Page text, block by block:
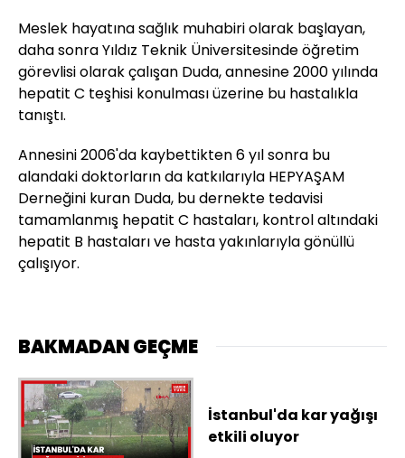
Meslek hayatına sağlık muhabiri olarak başlayan,
daha sonra Yıldız Teknik Üniversitesinde öğretim
görevlisi olarak çalışan Duda, annesine 2000 yılında
hepatit C teşhisi konulması üzerine bu hastalıkla
tanıştı.
Annesini 2006'da kaybettikten 6 yıl sonra bu
alandaki doktorların da katkılarıyla HEPYAŞAM
Derneğini kuran Duda, bu dernekte tedavisi
tamamlanmış hepatit C hastaları, kontrol altındaki
hepatit B hastaları ve hasta yakınlarıyla gönüllü
çalışıyor.
BAKMADAN GEÇME
İstanbul'da kar yağışı
etkili oluyor